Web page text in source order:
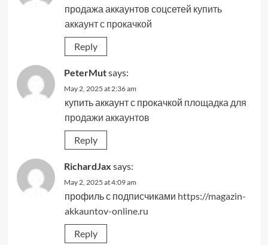
продажа аккаунтов соцсетей купить
аккаунт с прокачкой
Reply
PeterMutsays:
May 2, 2025 at 2:36 am
купить аккаунт с прокачкой площадка для
продажи аккаунтов
Reply
RichardJax says:
May 2, 2025 at 4:09 am
профиль с подписчиками https://magazin-
akkauntov-online.ru
Reply